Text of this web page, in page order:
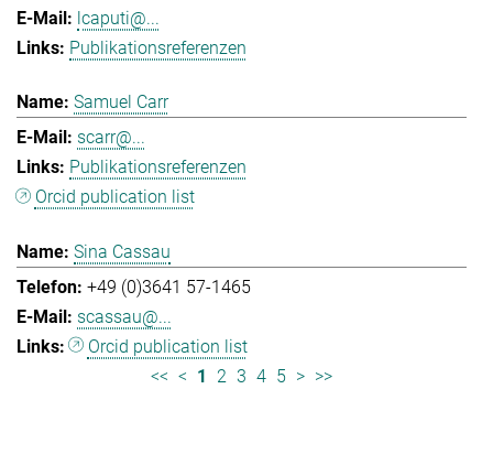
lcaputi@...
Publikationsreferenzen
Samuel Carr
scarr@...
Publikationsreferenzen
Orcid publication list
Sina Cassau
+49 (0)3641 57-1465
scassau@...
Orcid publication list
<< < 1 2 3 4 5 > >>